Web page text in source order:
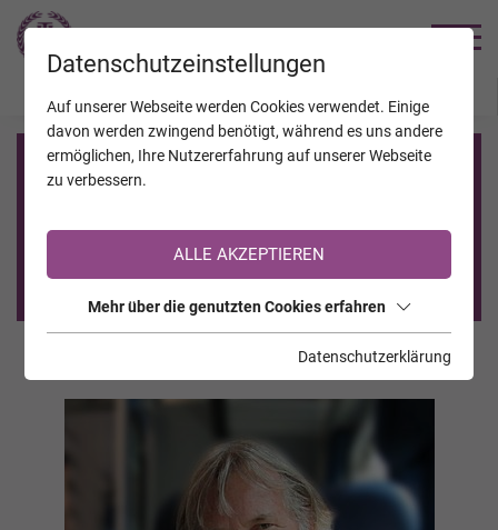
Registrierung auf TrauerHilfe.it
Sie sind noch nicht auf TrauerHilfe.it registriert?
>> zur kostenlosen Registrierung <<
Datenschutzeinstellungen
Auf unserer Webseite werden Cookies verwendet. Einige
davon werden zwingend benötigt, während es uns andere
ermöglichen, Ihre Nutzererfahrung auf unserer Webseite
zu verbessern.
ALLE AKZEPTIEREN
Mehr über die genutzten Cookies erfahren
Datenschutzerklärung
JAHRESTAGE KALENDER VERSTORBENE